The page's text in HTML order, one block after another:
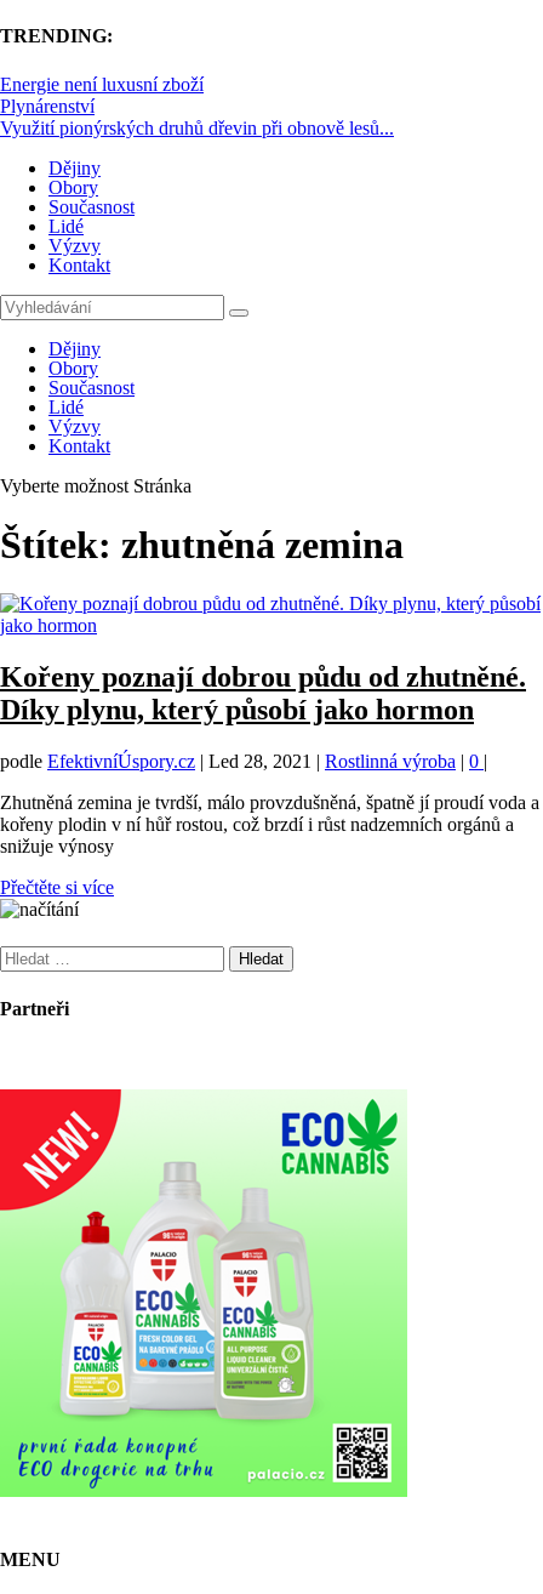
TRENDING:
Energie není luxusní zboží
Plynárenství
Využití pionýrských druhů dřevin při obnově lesů...
Dějiny
Obory
Současnost
Lidé
Výzvy
Kontakt
Dějiny
Obory
Současnost
Lidé
Výzvy
Kontakt
Vyberte možnost Stránka
Štítek: zhutněná zemina
Kořeny poznají dobrou půdu od zhutněné.
Díky plynu, který působí jako hormon
podle EfektivníÚspory.cz | Led 28, 2021 | Rostlinná výroba | 0 |
Zhutněná zemina je tvrdší, málo provzdušněná, špatně jí proudí voda a
kořeny plodin v ní hůř rostou, což brzdí i růst nadzemních orgánů a
snižuje výnosy
Přečtěte si více
Vyhledávání
Partneři
MENU